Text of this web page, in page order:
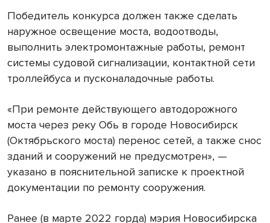
Победитель конкурса должен также сделать
наружное освещение моста, водоотводы,
выполнить электромонтажные работы, ремонт
системы судовой сигнализации, контактной сети
троллейбуса и пусконаладочные работы.
«При ремонте действующего автодорожного
моста через реку Обь в городе Новосибирск
(Октябрьского моста) перенос сетей, а также снос
зданий и сооружений не предусмотрен», —
указано в пояснительной записке к проектной
документации по ремонту сооружения.
Ранее (в марте 2022 горда) мэрия Новосибирска